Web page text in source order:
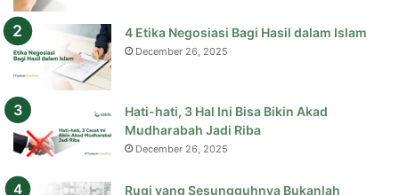
4 Etika Negosiasi Bagi Hasil dalam Islam
December 26, 2025
Hati-hati, 3 Hal Ini Bisa Bikin Akad
Mudharabah Jadi Riba
December 26, 2025
Rugi yang Sesungguhnya Bukanlah